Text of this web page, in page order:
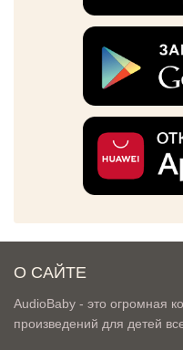
О САЙТЕ
AudioBaby - это огромная
произведений для детей